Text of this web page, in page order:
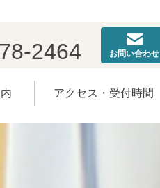
わせ
2464 お問い合わせ
アクセス・受付時間